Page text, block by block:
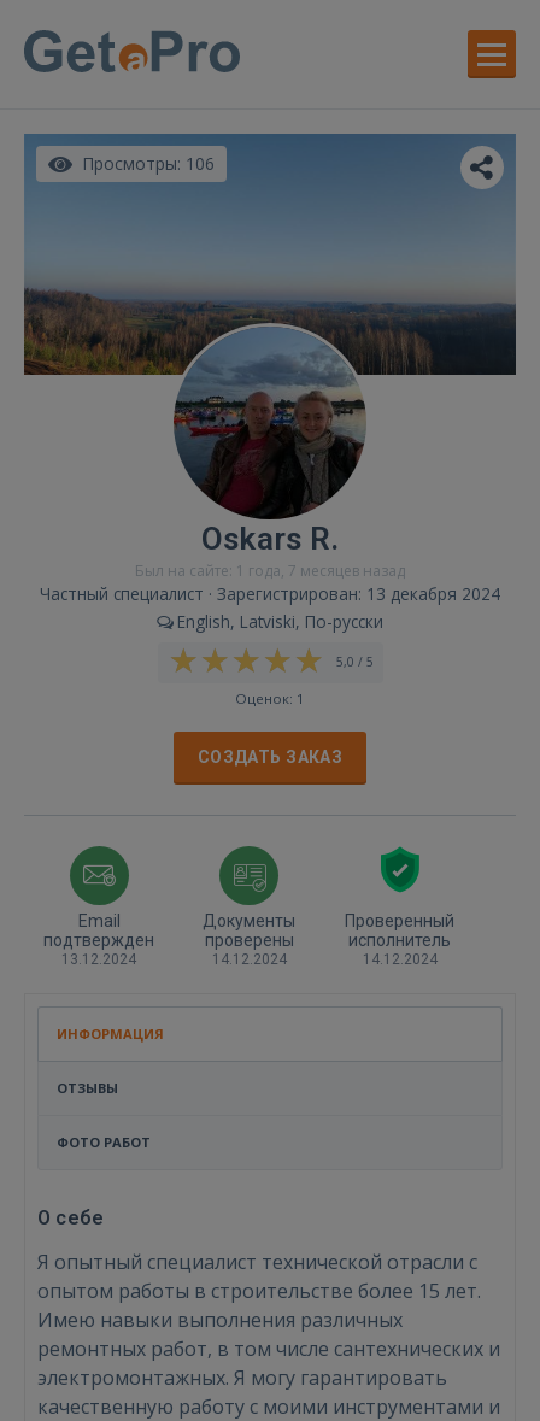
Просмотры: 106
Oskars R.
Был на сайте: 1 года, 7 месяцев назад
Частный специалист · Зарегистрирован: 13 декабря 2024
English, Latviski, По-русски
5,0 / 5
Оценок: 1
СОЗДАТЬ ЗАКАЗ
Email
подтвержден
13.12.2024
Документы
проверены
14.12.2024
Проверенный
исполнитель
14.12.2024
ИНФОРМАЦИЯ
ОТЗЫВЫ
ФОТО РАБОТ
О себе
Я опытный специалист технической отрасли с
опытом работы в строительстве более 15 лет.
Имею навыки выполнения различных
ремонтных работ, в том числе сантехнических и
электромонтажных. Я могу гарантировать
качественную работу с моими инструментами и